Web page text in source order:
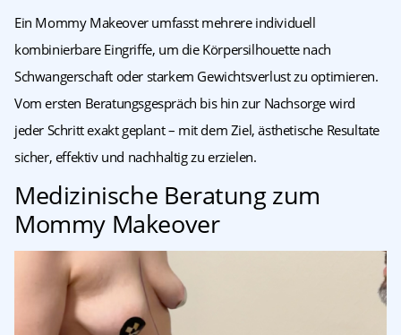
Ein Mommy Makeover umfasst mehrere individuell
kombinierbare Eingriffe, um die Körpersilhouette nach
Schwangerschaft oder starkem Gewichtsverlust zu optimieren.
Vom ersten Beratungsgespräch bis hin zur Nachsorge wird
jeder Schritt exakt geplant – mit dem Ziel, ästhetische Resultate
sicher, effektiv und nachhaltig zu erzielen.
Medizinische Beratung zum
Mommy Makeover